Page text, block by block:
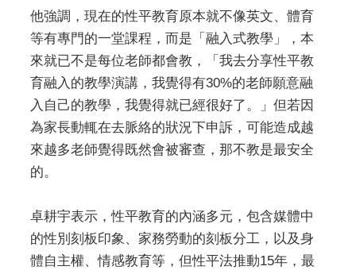
他強調，現在的性平教育原本就不像英文、體育
等有專門的一堂課程，而是「融入式教學」，本
來就已不是每位老師都會教，「我去分享性平教
育融入的教學演講，我覺得有30%的老師願意融
入自己的教學，我覺得就已經很好了。」但若因
為家長動輒在去脈絡的狀況下申訴，可能造成越
來越多老師覺得既然會被審查，那不教是最安全
的。
卓耕宇表示，性平教育的內涵多元，包含媒體中
的性別刻板印象、家務勞動的刻板分工，以及身
體自主權、情感教育等，但性平法推動15年，最